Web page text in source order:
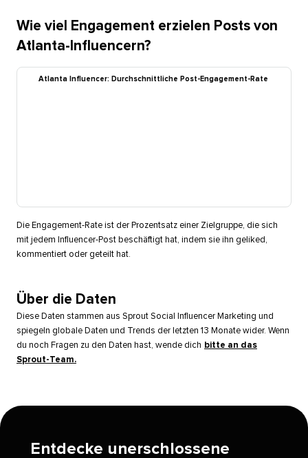
Wie viel Engagement erzielen Posts von
Atlanta-Influencern?​​
Atlanta Influencer: Durchschnittliche Post-Engagement-Rate​​
Die Engagement-Rate ist der Prozentsatz einer Zielgruppe, die sich
mit jedem Influencer-Post beschäftigt hat, indem sie ihn geliked,
kommentiert oder geteilt hat.​​
Über die Daten​​
Diese Daten stammen aus Sprout Social Influencer Marketing und
spiegeln globale Daten und Trends der letzten 13 Monate wider. Wenn
du noch Fragen zu den Daten hast, wende dich bitte an das
Sprout-Team.​​
Entdecke unerschlossene